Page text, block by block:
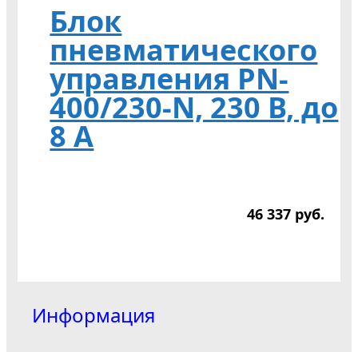
Блок
пневматического
управления PN-
400/230-N, 230 В, до
8 А
46 337 руб.
Информация